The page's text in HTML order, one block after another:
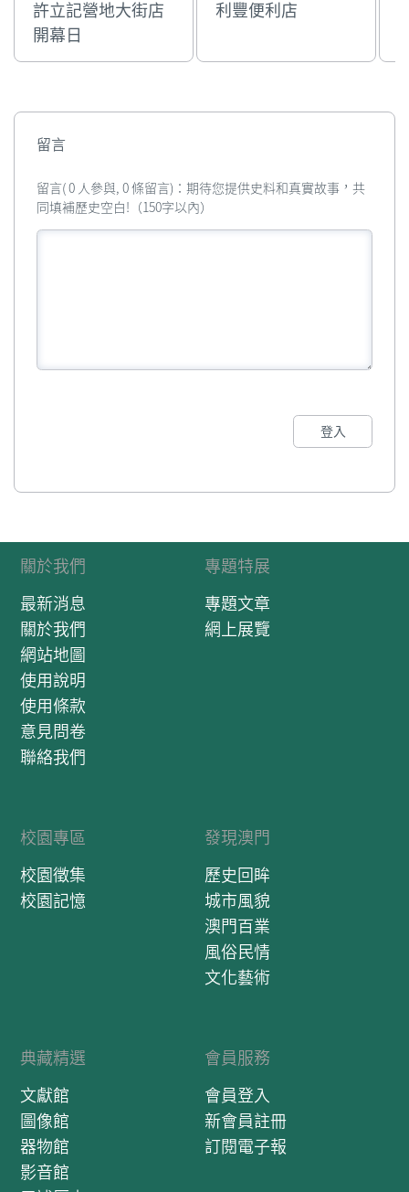
許立記營地大街店
開幕日
利豐便利店
留言
留言( 0 人參與, 0 條留言)：期待您提供史料和真實故事，共
同填補歷史空白!（150字以內）
登入
關於我們
最新消息
關於我們
網站地圖
使用說明
使用條款
意見問卷
聯絡我們
專題特展
專題文章
網上展覽
校園專區
校園徵集
校園記憶
發現澳門
歷史回眸
城市風貌
澳門百業
風俗民情
文化藝術
典藏精選
文獻館
圖像館
器物館
影音館
會員服務
會員登入
新會員註冊
訂閱電子報